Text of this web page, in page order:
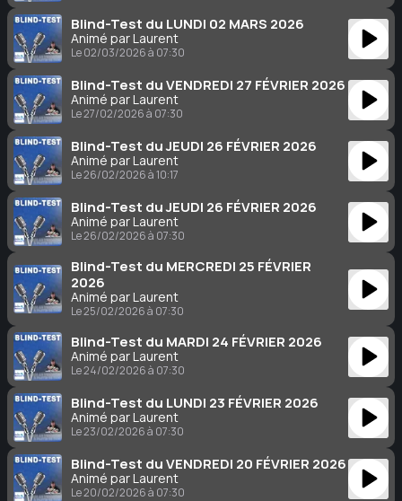
Blind-Test du LUNDI 02 MARS 2026
Animé par Laurent
Le 02/03/2026 à 07:30
Blind-Test du VENDREDI 27 FÉVRIER 2026
Animé par Laurent
Le 27/02/2026 à 07:30
Blind-Test du JEUDI 26 FÉVRIER 2026
Animé par Laurent
Le 26/02/2026 à 10:17
Blind-Test du JEUDI 26 FÉVRIER 2026
Animé par Laurent
Le 26/02/2026 à 07:30
Blind-Test du MERCREDI 25 FÉVRIER
2026
Animé par Laurent
Le 25/02/2026 à 07:30
Blind-Test du MARDI 24 FÉVRIER 2026
Animé par Laurent
Le 24/02/2026 à 07:30
Blind-Test du LUNDI 23 FÉVRIER 2026
Animé par Laurent
Le 23/02/2026 à 07:30
Blind-Test du VENDREDI 20 FÉVRIER 2026
Animé par Laurent
Le 20/02/2026 à 07:30